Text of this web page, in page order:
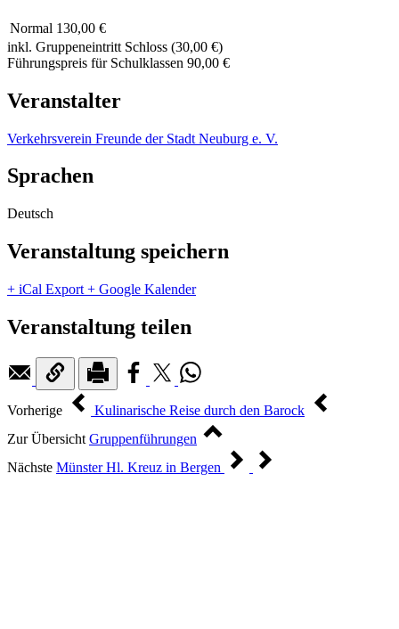
Normal 130,00 €
inkl. Gruppeneintritt Schloss (30,00 €)
Führungspreis für Schulklassen 90,00 €
Veranstalter
Verkehrsverein Freunde der Stadt Neuburg e. V.
Sprachen
Deutsch
Veranstaltung speichern
+ iCal Export + Google Kalender
Veranstaltung teilen
Vorherige
Kulinarische Reise durch den Barock
Zur Übersicht Gruppenführungen
Nächste Münster Hl. Kreuz in Bergen